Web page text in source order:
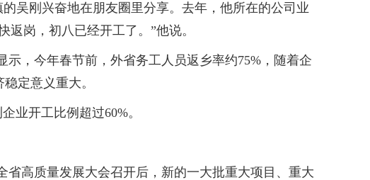
吴刚兴奋地在朋友圈里分享。去年，他所在的公司业
岗，初八已经开工了。”他说。
，今年春节前，外省务工人员返乡率约75%，随着企
定意义重大。
开工比例超过60%。
高质量发展大会召开后，新的一大批重大项目、重大